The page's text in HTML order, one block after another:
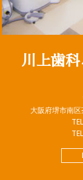
川上歯
大阪府堺市南